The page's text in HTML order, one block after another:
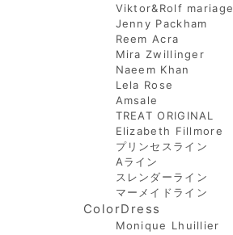
Viktor&Rolf mariage
Jenny Packham
Reem Acra
Mira Zwillinger
Naeem Khan
Lela Rose
Amsale
TREAT ORIGINAL
Elizabeth Fillmore
プリンセスライン
Aライン
スレンダーライン
マーメイドライン
ColorDress
Monique Lhuillier